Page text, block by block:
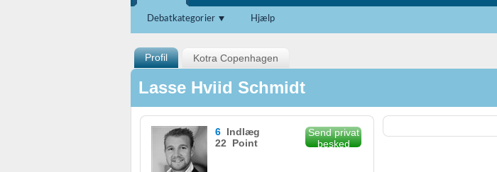
Debatkategorier Hjælp
Profil Kotra Copenhagen
Lasse Hviid Schmidt
6 Indlæg
22 Point
Send privat
besked